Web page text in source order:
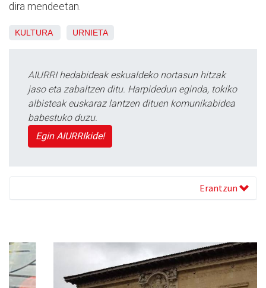
dira mendeetan.
KULTURA URNIETA
AIURRI hedabideak eskualdeko nortasun hitzak
jaso eta zabaltzen ditu. Harpidedun eginda, tokiko
albisteak euskaraz lantzen dituen komunikabidea
babestuko duzu.
Egin AIURRIkide!
Erantzun